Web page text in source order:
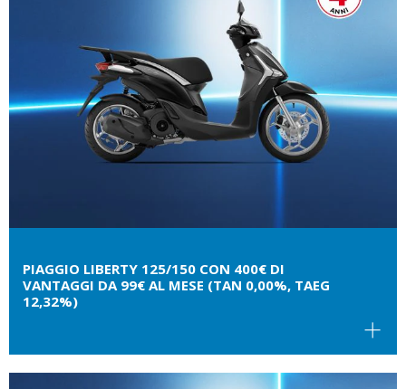
PIAGGIO LIBERTY 125/150 CON 400€ DI
VANTAGGI DA 99€ AL MESE (TAN 0,00%, TAEG
12,32%)